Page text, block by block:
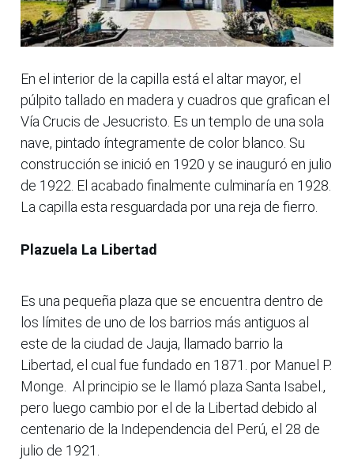
En el interior de la capilla está el altar mayor, el
púlpito tallado en madera y cuadros que grafican el
Vía Crucis de Jesucristo. Es un templo de una sola
nave, pintado íntegramente de color blanco. Su
construcción se inició en 1920 y se inauguró en julio
de 1922. El acabado finalmente culminaría en 1928.
La capilla esta resguardada por una reja de fierro.
Plazuela La Libertad
Es una pequeña plaza que se encuentra dentro de
los límites de uno de los barrios más antiguos al
este de la ciudad de Jauja, llamado barrio la
Libertad, el cual fue fundado en 1871. por Manuel P.
Monge. Al principio se le llamó plaza Santa Isabel.,
pero luego cambio por el de la Libertad debido al
centenario de la Independencia del Perú, el 28 de
julio de 1921.